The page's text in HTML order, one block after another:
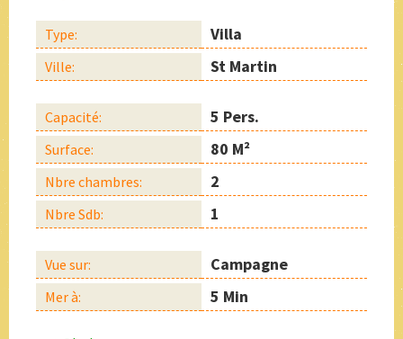
Type: Villa
Ville: St Martin
Capacité: 5 Pers.
Surface: 80 M²
Nbre chambres: 2
Nbre Sdb: 1
Vue sur: Campagne
Mer à: 5 Min